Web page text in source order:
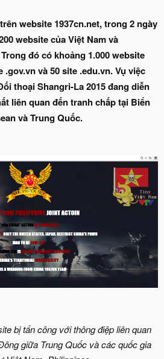
website 1937cn.net, trong 2 ngày
website của Việt Nam và
đó có khoảng 1.000 website
.gov.vn và 50 site .edu.vn. Vụ việc
thoại Shangri-La 2015 đang diễn
liên quan đến tranh chấp tại Biển
và Trung Quốc.
bị tấn công với thông điệp liên quan
giữa Trung Quốc và các quốc gia